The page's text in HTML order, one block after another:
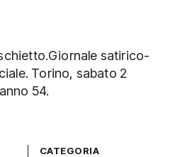
satirico-
Torino, sabato 2
54.
CATEGORIA